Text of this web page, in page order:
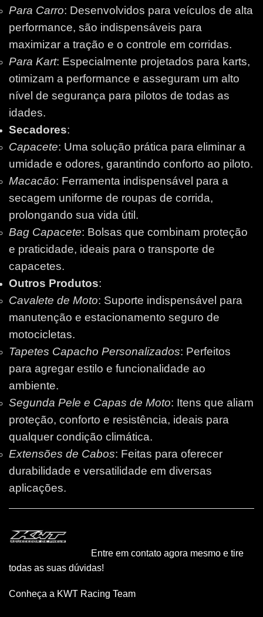
Para Carro: Desenvolvidos para veículos de alta
performance, são indispensáveis para
maximizar a tração e o controle em corridas.
Para Kart: Especialmente projetados para karts,
otimizam a performance e asseguram um alto
nível de segurança para pilotos de todas as
idades.
Secadores:
Capacete: Uma solução prática para eliminar a
umidade e odores, garantindo conforto ao piloto.
Macacão: Ferramenta indispensável para a
secagem uniforme de roupas de corrida,
prolongando sua vida útil.
Bag Capacete: Bolsas que combinam proteção
e praticidade, ideais para o transporte de
capacetes.
Outros Produtos:
Cavalete de Moto: Suporte indispensável para
manutenção e estacionamento seguro de
motocicletas.
Tapetes Capacho Personalizados: Perfeitos
para agregar estilo e funcionalidade ao
ambiente.
Segunda Pele e Capas de Moto: Itens que aliam
proteção, conforto e resistência, ideais para
qualquer condição climática.
Extensões de Cabos: Feitas para oferecer
durabilidade e versatilidade em diversas
aplicações.
Entre em contato agora mesmo e tire
todas as suas dúvidas!
Conheça a KWT Racing Team